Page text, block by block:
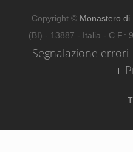
Copyright © Monastero di
(BI) - 13887 - Italia - C.F.:
Segnalazione errori